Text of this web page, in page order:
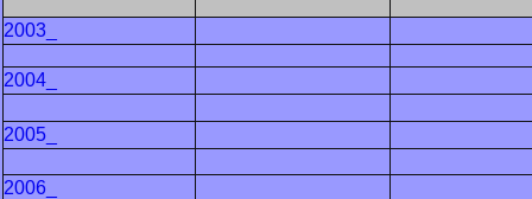
2003_
2004_
2005_
2006_